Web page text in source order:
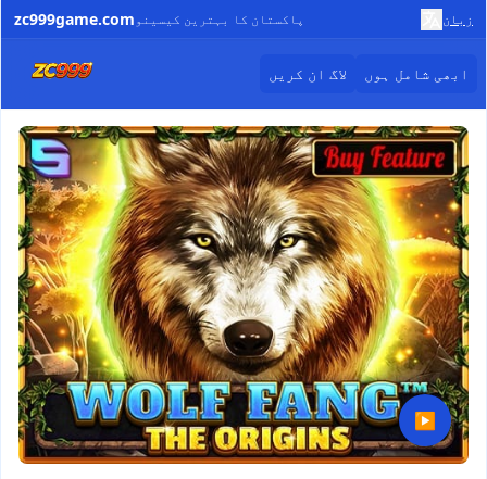
zc999game.comپاکستان کا بہترین کیسینو زبان
لاگ ان کریں ابھی شامل ہوں
▶